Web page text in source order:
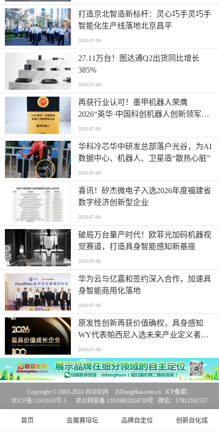
打造京北智造新标杆：灵心巧手灵巧手
智能化生产线落地北京昌平
2026-07-09
27.11万台！图达通Q2出货同比增长
385%
2026-07-08
再获行业认可！墨甲机器人荣膺
2026“英华·中国科创机器人创新领军企
业”全产业链智能出海标杆
2026-07-08
华科冷芯华中研发总部落户光谷，为AI
数据中心、机器人、卫星造“散热心脏”
2026-07-08
喜讯！矽杰微电子入选2026年度福建省
数字经济创新型企业
2026-07-08
破局万台量产时代！欧菲光加码机器视
觉赛道，打造具身智能感知新基座
2026-07-08
华为云与亿嘉和签约深入合作，加速具
身智能商用化落地
2026-07-08
原发性创新再获价值确权，具身感知
WY代表帕西尼入选未来产业定义者榜
单
2026-07-08
首页 会展赛培坛 品牌自定位 创新自化成
Copyright © 2003-2024 自动化网
ZiDongHua.com.cn ICP备案：
京ICP备11042658号-1
京公网安备 11010802024739号 微信：17812161557